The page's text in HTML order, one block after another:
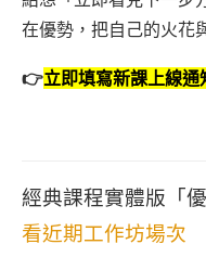
在優勢，把自己的火花
👉立即填寫新課上線通
經典課程實體版「
看近期工作坊場次